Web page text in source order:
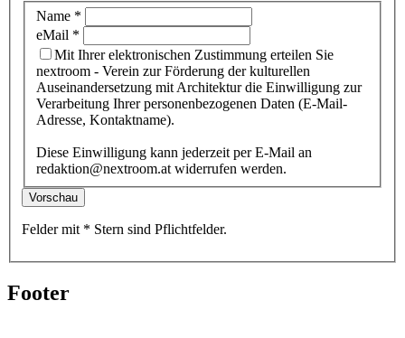
Name *
eMail *
Mit Ihrer elektronischen Zustimmung erteilen Sie
nextroom - Verein zur Förderung der kulturellen
Auseinandersetzung mit Architektur die Einwilligung zur
Verarbeitung Ihrer personenbezogenen Daten (E-Mail-
Adresse, Kontaktname).
Diese Einwilligung kann jederzeit per E-Mail an
redaktion@nextroom.at widerrufen werden.
Vorschau
Felder mit * Stern sind Pflichtfelder.
Footer